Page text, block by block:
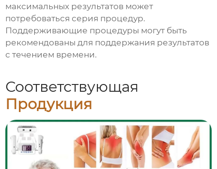
максимальных результатов может
потребоваться серия процедур.
Поддерживающие процедуры могут быть
рекомендованы для поддержания результатов
с течением времени.
Соответствующая
Продукция